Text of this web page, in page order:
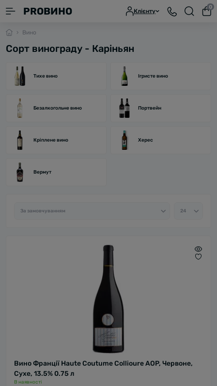
PROВИНО Клієнту
0
Вино
Сорт винограду - Каріньян
Тихе вино Ігристе вино
Безалкогольне вино Портвейн
Кріплене вино Херес
Вермут
Вино Франції Haute Coutume Collioure AOP, Червоне,
Сухе, 13.5% 0.75 л
В наявності